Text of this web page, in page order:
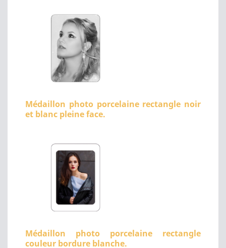
Médaillon photo porcelaine rectangle noir
et blanc pleine face.
Médaillon photo porcelaine rectangle
couleur bordure blanche.